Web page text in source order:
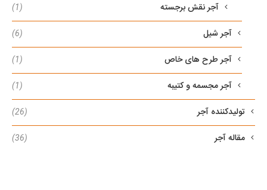
آجر نقش برجسته (1)
آجر شیل (6)
آجر طرح های خاص (1)
آجر مجسمه و کتیبه (1)
تولیدکننده آجر (26)
مقاله آجر (36)